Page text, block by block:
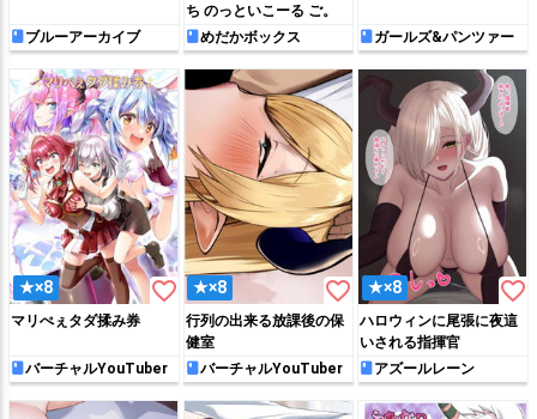
ブルーアーカイブ
ち のっといこーる ご。
めだかボックス
ガールズ&パンツァー
★×8 favorite_border
マリぺぇタダ揉み券
バーチャルYouTuber
★×8 favorite_border
行列の出来る放課後の保
健室
バーチャルYouTuber
★×8 favorite_border
ハロウィンに尾張に夜這
いされる指揮官
アズールレーン